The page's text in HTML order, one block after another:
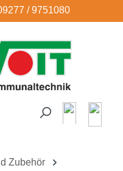
/ 9751080
Zubehör